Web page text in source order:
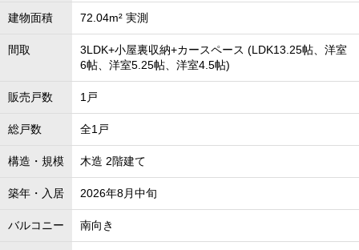
建物面積 72.04m² 実測
間取
3LDK+小屋裏収納+カースペース (LDK13.25帖、洋室
6帖、洋室5.25帖、洋室4.5帖)
販売戸数 1戸
総戸数 全1戸
構造・規模 木造 2階建て
築年・入居 2026年8月中旬
バルコニー 南向き